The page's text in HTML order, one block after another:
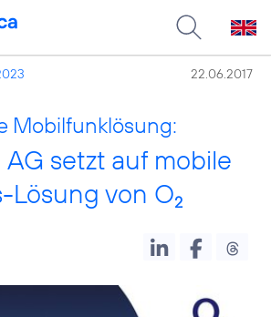
22.06.2017
Mobilfunklösung:
AG setzt auf mobile
Lösung von O2